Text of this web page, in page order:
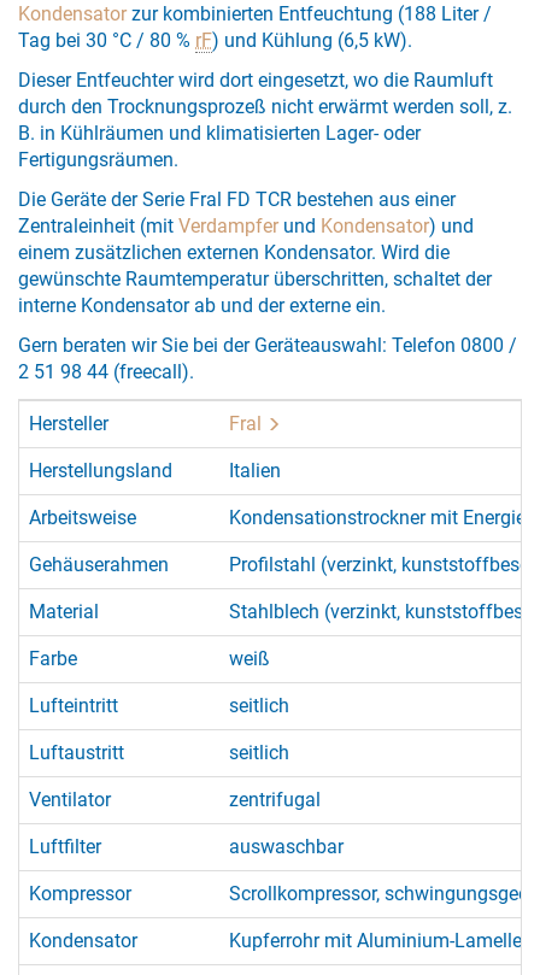
Kondensatorzur kombinierten Entfeuchtung (188 Liter /
Tag bei 30 °C / 80 % rF) und Kühlung (6,5 kW).
Dieser Entfeuchter wird dort eingesetzt, wo die Raumluft
durch den Trocknungsprozeß nicht erwärmt werden soll, z.
B. in Kühlräumen und klimatisierten Lager- oder
Fertigungsräumen.
Die Geräte der Serie Fral FD TCR bestehen aus einer
Zentraleinheit (mit Verdampferund Kondensator) und
einem zusätzlichen externen Kondensator. Wird die
gewünschte Raumtemperatur überschritten, schaltet der
interne Kondensator ab und der externe ein.
Gern beraten wir Sie bei der Geräteauswahl: Telefon 0800 /
2 51 98 44 (freecall).
Hersteller Fral
Herstellungsland Italien
Arbeitsweise Kondensationstrockner mit
Gehäuserahmen Profilstahl (verzinkt,
Material Stahlblech (verzinkt,
Farbe weiß
Lufteintritt seitlich
Luftaustritt seitlich
Ventilator zentrifugal
Luftfilter auswaschbar
Kompressor Scrollkompressor,
Kondensator Kupferrohr mit Aluminium-Lamellen